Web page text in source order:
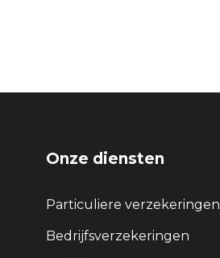
Onze diensten
Particuliere verzekeringen
Bedrijfsverzekeringen